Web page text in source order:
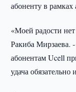
абоненту в
«Моей радости
Ракиба Мирзаева.
абонентам Ucell
удача